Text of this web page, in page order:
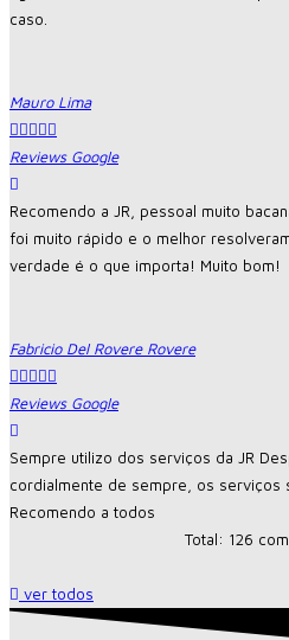
caso.
Mauro Lima

Reviews Google
Recomendo a JR, pessoal muito
foi muito rápido e o melhor
verdade é o que importa! Muito bom!
Fabricio Del Rovere Rovere

Reviews Google
Sempre utilizo dos serviços da JR
cordialmente de sempre, os serviços
Recomendo a todos
Total: 126
ver todos